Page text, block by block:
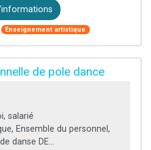
Enseignement artistique
de pole dance
salarié
Ensemble du personnel,
danse DE...